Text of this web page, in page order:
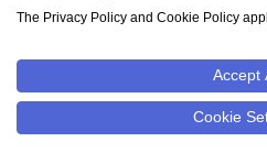
内のみならず、海外の有名大
ジャパンナレッジの利用料金
見る
The Privacy Policy and Cookie Policy
Accept
Cookie